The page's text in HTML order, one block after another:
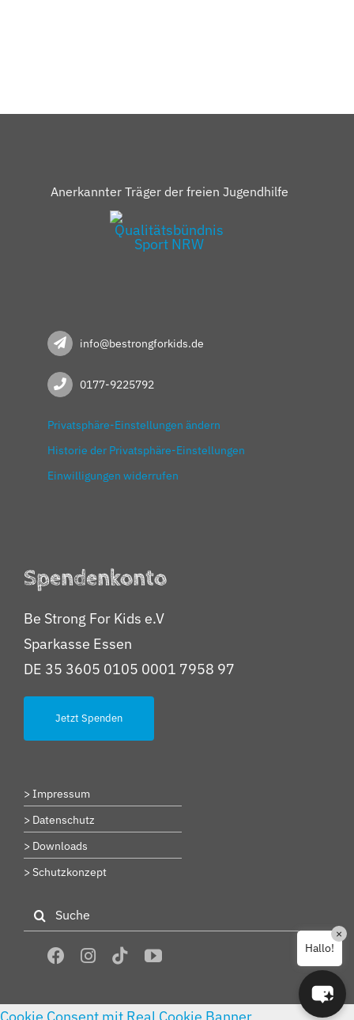
Anerkannter Träger der freien Jugendhilfe
info@bestrongforkids.de
0177-9225792
Privatsphäre-Einstellungen ändern
Historie der Privatsphäre-Einstellungen
Einwilligungen widerrufen
Spendenkonto
Be Strong For Kids e.V
Sparkasse Essen
DE 35 3605 0105 0001 7958 97
Jetzt Spenden
> Impressum
> Datenschutz
> Downloads
> Schutzkonzept
Suche
nach:
Hallo!
×
Cookie Consent mit Real Cookie Banner